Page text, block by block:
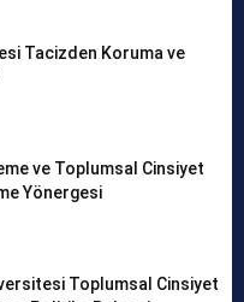
Tacizden Koruma ve
ve Toplumsal Cinsiyet
Yönergesi
Toplumsal Cinsiyet